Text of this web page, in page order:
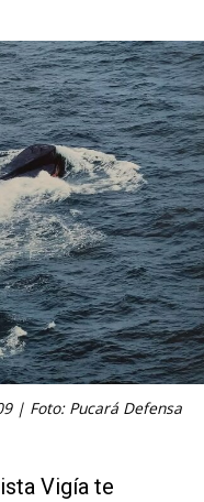
| Foto: Pucará Defensa
Vigía te